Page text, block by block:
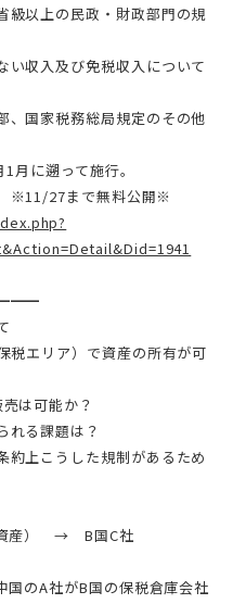
級以上の民政・財政部門の規
収入及び免税収入について
国家税務総局規定のその他
月に遡って施行。
27まで無料公開※
税エリア）で資産の所有が可
は可能か？
れる課題は？
約上こうした規制があるため
産） → B国C社
国のA社がB国の保税倉庫会社